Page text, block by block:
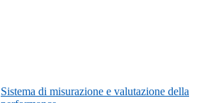
Sistema di misurazione e valutazione della